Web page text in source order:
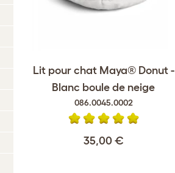
Lit pour chat Maya® Donut -
Blanc boule de neige
086.0045.0002
35,00 €